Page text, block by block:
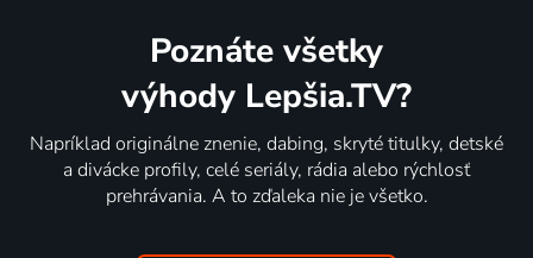
Poznáte všetky
výhody Lepšia.TV?
Napríklad originálne znenie, dabing, skryté titulky, detské
a divácke profily, celé seriály, rádia alebo rýchlosť
prehrávania. A to zďaleka nie je všetko.